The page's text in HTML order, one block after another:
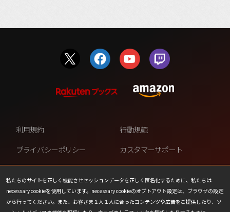
私たちのサイトを正しく機能させセッションデータを正しく匿名化するために、私たちは
necessary cookieを使用しています。necessary cookieのオプトアウト設定は、ブラウザの設定
から行ってください。また、お客さま１人１人に合ったコンテンツや広告をご提供したり、ソ
利用規約
行動規範
プライバシーポリシー
カスタマーサポート
ファンコンテンツ・ポリシー
個人情報の販売や共有を許可し
ない
COOKIE
プレスリリース